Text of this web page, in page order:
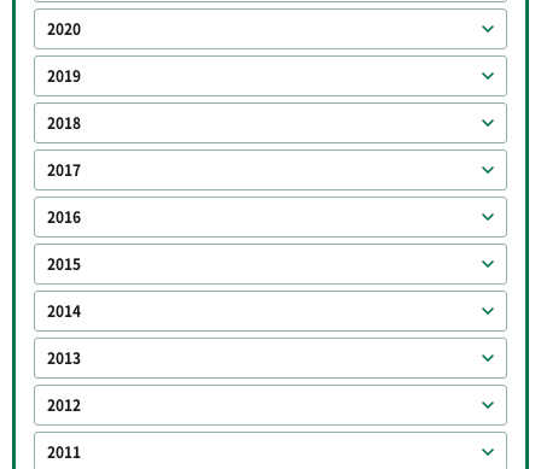
2020
2019
2018
2017
2016
2015
2014
2013
2012
2011